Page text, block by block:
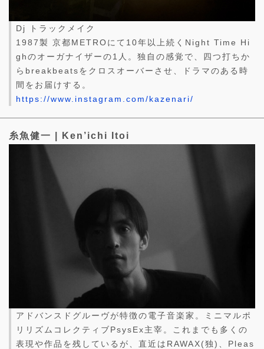
Dj トラックメイク
1987製 京都METROにて10年以上続くNight Time Hi
ghのオーガナイザーの1人。独自の感覚で、四つ打ちか
らbreakbeatsをクロスオーバーさせ、ドラマのある時
間をお届けする。
https://www.instagram.com/kazenari/
糸魚健一 | Ken’ichi Itoi
アドバンスドグルーヴが特徴の電子音楽家。ミニマルポ
リリズムコレクティブPsysEx主宰。これまでも多くの
表現や作品を残しているが、直近はRAWAX(独)、Pleas